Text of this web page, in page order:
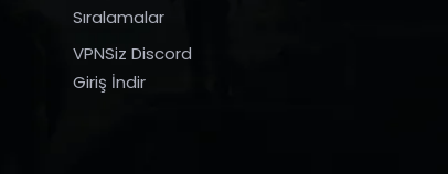
Sıralamalar
VPNSiz Discord
Giriş İndir